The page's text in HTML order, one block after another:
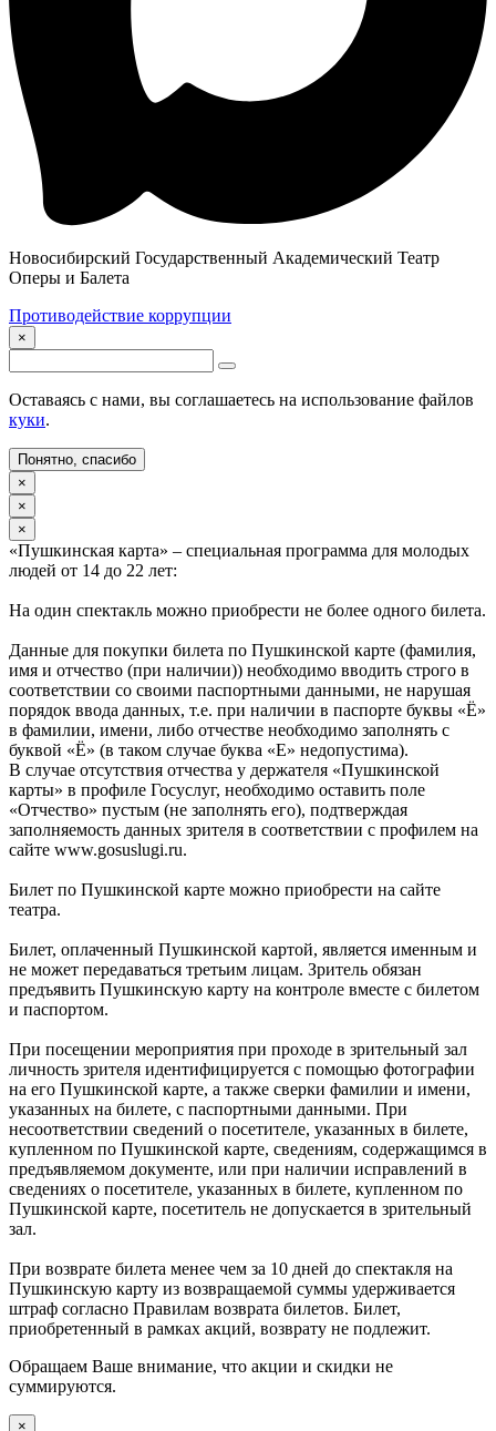
Новосибирский Государственный Академический Театр
Оперы и Балета
Противодействие коррупции
×
Оставаясь с нами, вы соглашаетесь на использование файлов
куки.
Понятно, спасибо
×
×
×
«Пушкинская карта» – специальная программа для молодых
людей от 14 до 22 лет:
На один спектакль можно приобрести не более одного билета.
Данные для покупки билета по Пушкинской карте (фамилия,
имя и отчество (при наличии)) необходимо вводить строго в
соответствии со своими паспортными данными, не нарушая
порядок ввода данных, т.е. при наличии в паспорте буквы «Ё»
в фамилии, имени, либо отчестве необходимо заполнять с
буквой «Ё» (в таком случае буква «Е» недопустима).
В случае отсутствия отчества у держателя «Пушкинской
карты» в профиле Госуслуг, необходимо оставить поле
«Отчество» пустым (не заполнять его), подтверждая
заполняемость данных зрителя в соответствии с профилем на
сайте www.gosuslugi.ru.
Билет по Пушкинской карте можно приобрести на сайте
театра.
Билет, оплаченный Пушкинской картой, является именным и
не может передаваться третьим лицам. Зритель обязан
предъявить Пушкинскую карту на контроле вместе с билетом
и паспортом.
При посещении мероприятия при проходе в зрительный зал
личность зрителя идентифицируется с помощью фотографии
на его Пушкинской карте, а также сверки фамилии и имени,
указанных на билете, с паспортными данными. При
несоответствии сведений о посетителе, указанных в билете,
купленном по Пушкинской карте, сведениям, содержащимся в
предъявляемом документе, или при наличии исправлений в
сведениях о посетителе, указанных в билете, купленном по
Пушкинской карте, посетитель не допускается в зрительный
зал.
При возврате билета менее чем за 10 дней до спектакля на
Пушкинскую карту из возвращаемой суммы удерживается
штраф согласно Правилам возврата билетов. Билет,
приобретенный в рамках акций, возврату не подлежит.
Обращаем Ваше внимание, что акции и скидки не
суммируются.
×